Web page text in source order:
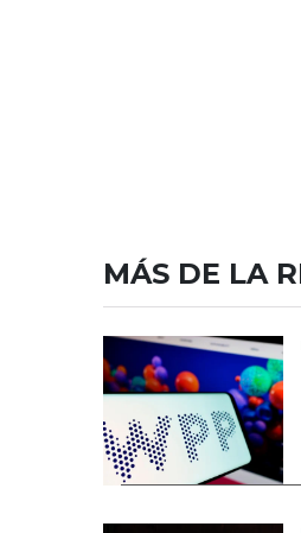
MÁS DE LA